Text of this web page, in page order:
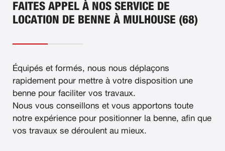
FAITES APPEL À NOS SERVICE DE
LOCATION DE BENNE À MULHOUSE (68)
Équipés et formés, nous nous déplaçons
rapidement pour mettre à votre disposition une
benne pour faciliter vos travaux.
Nous vous conseillons et vous apportons toute
notre expérience pour positionner la benne, afin que
vos travaux se déroulent au mieux.